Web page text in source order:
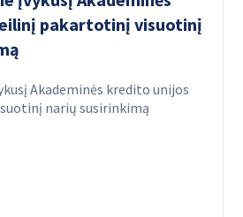
pakartotinį visuotinį
Akademinės kredito unijos
narių susirinkimą